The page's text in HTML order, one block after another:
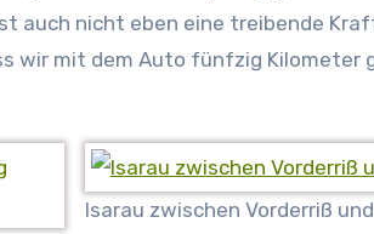
auch nicht eben eine treibende
wir mit dem Auto fünfzig Kilometer
Isarau zwischen Vorderriß